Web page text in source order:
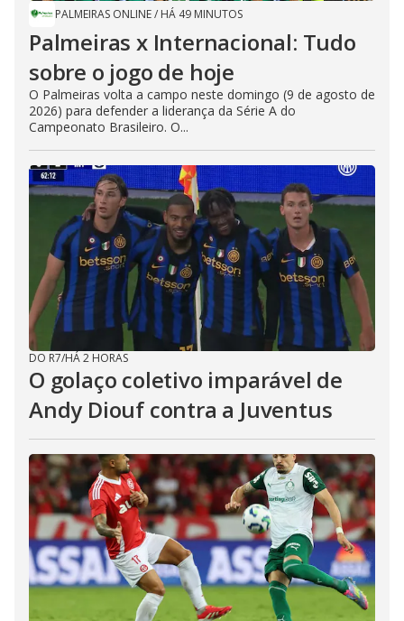
PALMEIRAS ONLINE/ HÁ 49 MINUTOS
Palmeiras x Internacional: Tudo
sobre o jogo de hoje
O Palmeiras volta a campo neste domingo (9 de agosto de
2026) para defender a liderança da Série A do
Campeonato Brasileiro. O...
DO R7/HÁ 2 HORAS
O golaço coletivo imparável de
Andy Diouf contra a Juventus